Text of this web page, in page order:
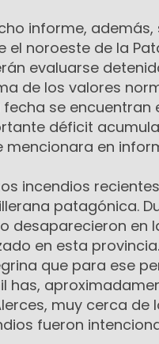
informe,
el noroeste de la
evaluarse
de los valores
fecha se encuentran
déficit
mencionara en
incendios
patagónica.
desaparecieron en
en esta
que para ese
has,
muy cerca
fueron